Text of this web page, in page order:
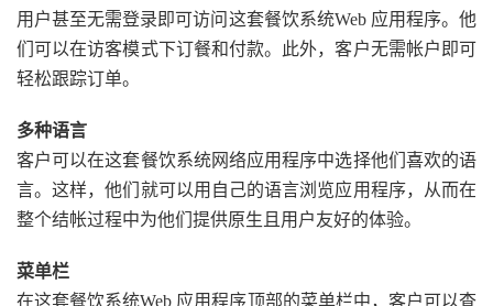
用户甚至无需登录即可访问这套餐饮系统Web 应用程序。他
们可以在访客模式下订餐和付款。此外，客户无需帐户即可
轻松跟踪订单。
多种语言
客户可以在这套餐饮系统网络应用程序中选择他们喜欢的语
言。这样，他们就可以用自己的语言浏览应用程序，从而在
整个结帐过程中为他们提供原生且用户友好的体验。
菜单栏
在这套餐饮系统Web 应用程序顶部的菜单栏中，客户可以查